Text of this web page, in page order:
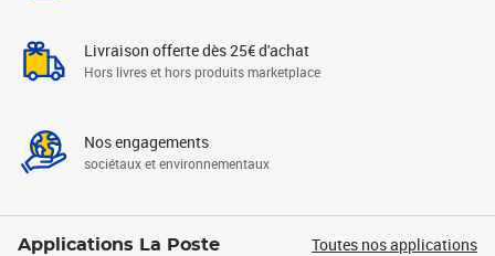
Livraison offerte dès 25€ d'achat
Hors livres et hors produits marketplace
Nos engagements
sociétaux et environnementaux
Applications La Poste Toutes nos applications